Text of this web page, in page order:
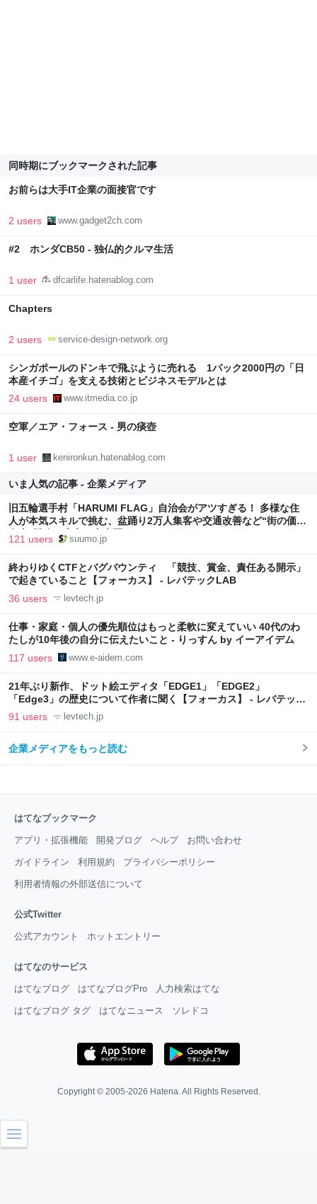
同時期にブックマークされた記事
お前らは大手IT企業の面接官です
2 users www.gadget2ch.com
#2 ホンダCB50 - 独仏的クルマ生活
1 user dfcarlife.hatenablog.com
Chapters
2 users service-design-network.org
シンガポールのドンキで飛ぶように売れる 1パック2000円の「日
本産イチゴ」を支える技術とビジネスモデルとは
24 users www.itmedia.co.jp
空軍／エア・フォース - 男の痰壺
1 user kenironkun.hatenablog.com
いま人気の記事 - 企業メディア
旧五輪選手村「HARUMI FLAG」自治会がアツすぎる！ 多様な住
人が本気スキルで挑む、盆踊り2万人集客や交通改善など“街の価値
向上”戦略 東京・中央区
121 users suumo.jp
終わりゆくCTFとバグバウンティ 「競技、賞金、責任ある開示」
で起きていること【フォーカス】 - レバテックLAB
36 users levtech.jp
仕事・家庭・個人の優先順位はもっと柔軟に変えていい 40代のわ
たしが10年後の自分に伝えたいこと - りっすん by イーアイデム
117 users www.e-aidem.com
21年ぶり新作、ドット絵エディタ「EDGE1」「EDGE2」
「Edge3」の歴史について作者に聞く【フォーカス】 - レバテック
LAB
91 users levtech.jp
企業メディアをもっと読む
はてなブックマーク
アプリ・拡張機能 開発ブログ ヘルプ お問い合わせ
ガイドライン 利用規約 プライバシーポリシー
利用者情報の外部送信について
公式Twitter
公式アカウント ホットエントリー
はてなのサービス
はてなブログ はてなブログPro 人力検索はてな
はてなブログ タグ はてなニュース ソレドコ
Copyright © 2005-2026 Hatena. All Rights Reserved.